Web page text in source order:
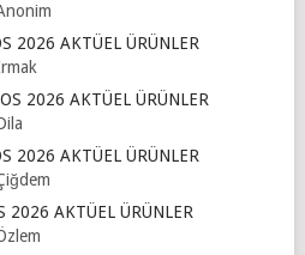
2026 AKTÜEL ÜRÜNLER
2026 AKTÜEL ÜRÜNLER
2026 AKTÜEL ÜRÜNLER
2026 AKTÜEL ÜRÜNLER